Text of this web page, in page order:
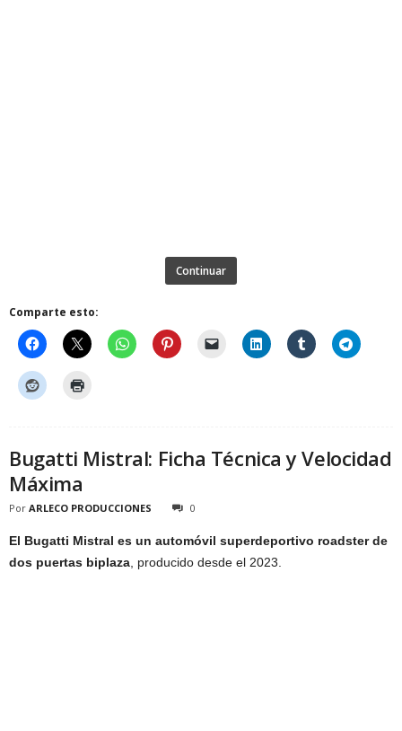
Continuar
Comparte esto:
Bugatti Mistral: Ficha Técnica y Velocidad
Máxima
Por ARLECO PRODUCCIONES 0
El Bugatti Mistral es un automóvil superdeportivo roadster de
dos puertas biplaza , producido desde el 2023.